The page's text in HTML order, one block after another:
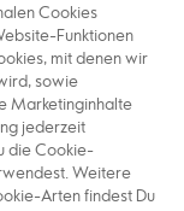
Cookies
Funktionen
mit denen wir
sowie
Marketinginhalte
jederzeit
die Cookie-
Weitere
Arten findest Du